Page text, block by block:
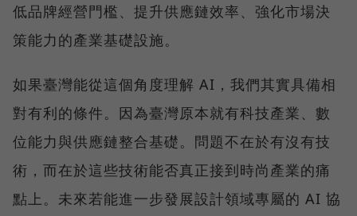
低品牌經營門檻、提升供應鏈效率、強化市場決
策能力的產業基礎設施。
如果臺灣能從這個角度理解 AI，我們其實具備相
對有利的條件。因為臺灣原本就有科技產業、數
位能力與供應鏈整合基礎。問題不在於有沒有技
術，而在於這些技術能否真正接到時尚產業的痛
點上。未來若能進一步發展設計領域專屬的 AI 協